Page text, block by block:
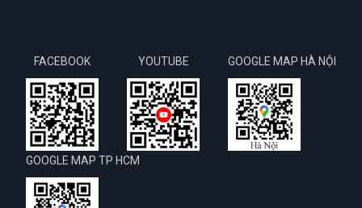
FACEBOOK YOUTUBE GOOGLE MAP HÀ NỘI
GOOGLE MAP TP HCM